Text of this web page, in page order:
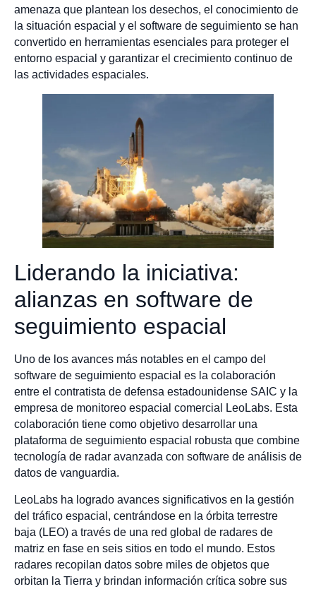
amenaza que plantean los desechos, el conocimiento de
la situación espacial y el software de seguimiento se han
convertido en herramientas esenciales para proteger el
entorno espacial y garantizar el crecimiento continuo de
las actividades espaciales.
Liderando la iniciativa:
alianzas en software de
seguimiento espacial
Uno de los avances más notables en el campo del
software de seguimiento espacial es la colaboración
entre el contratista de defensa estadounidense SAIC y la
empresa de monitoreo espacial comercial LeoLabs. Esta
colaboración tiene como objetivo desarrollar una
plataforma de seguimiento espacial robusta que combine
tecnología de radar avanzada con software de análisis de
datos de vanguardia.
LeoLabs ha logrado avances significativos en la gestión
del tráfico espacial, centrándose en la órbita terrestre
baja (LEO) a través de una red global de radares de
matriz en fase en seis sitios en todo el mundo. Estos
radares recopilan datos sobre miles de objetos que
orbitan la Tierra y brindan información crítica sobre sus